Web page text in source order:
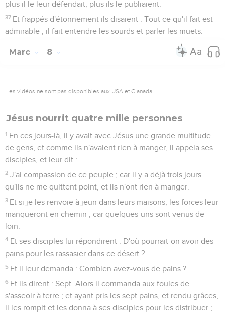
plus il le leur défendait, plus ils le publiaient.
37 Et frappés d'étonnement ils disaient : Tout ce qu'il fait est
admirable ; il fait entendre les sourds et parler les muets.
Marc 8
Les vidéos ne sont pas disponibles aux USA et C anada.
Jésus nourrit quatre mille personnes
1 En ces jours-là, il y avait avec Jésus une grande multitude
de gens, et comme ils n'avaient rien à manger, il appela ses
disciples, et leur dit :
2 J'ai compassion de ce peuple ; car il y a déjà trois jours
qu'ils ne me quittent point, et ils n'ont rien à manger.
3 Et si je les renvoie à jeun dans leurs maisons, les forces leur
manqueront en chemin ; car quelques-uns sont venus de
loin.
4 Et ses disciples lui répondirent : D'où pourrait-on avoir des
pains pour les rassasier dans ce désert ?
5 Et il leur demanda : Combien avez-vous de pains ?
6 Et ils dirent : Sept. Alors il commanda aux foules de
s'asseoir à terre ; et ayant pris les sept pains, et rendu grâces,
il les rompit et les donna à ses disciples pour les distribuer ;